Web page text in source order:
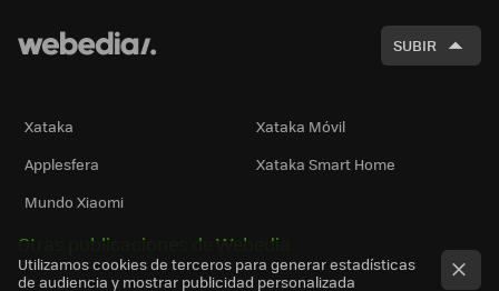
SUBIR
Xataka
Xataka Móvil
Applesfera
Xataka Smart Home
Mundo Xiaomi
Otras publicaciones de Webedia
Utilizamos cookies de terceros para generar estadísticas
de audiencia y mostrar publicidad personalizada